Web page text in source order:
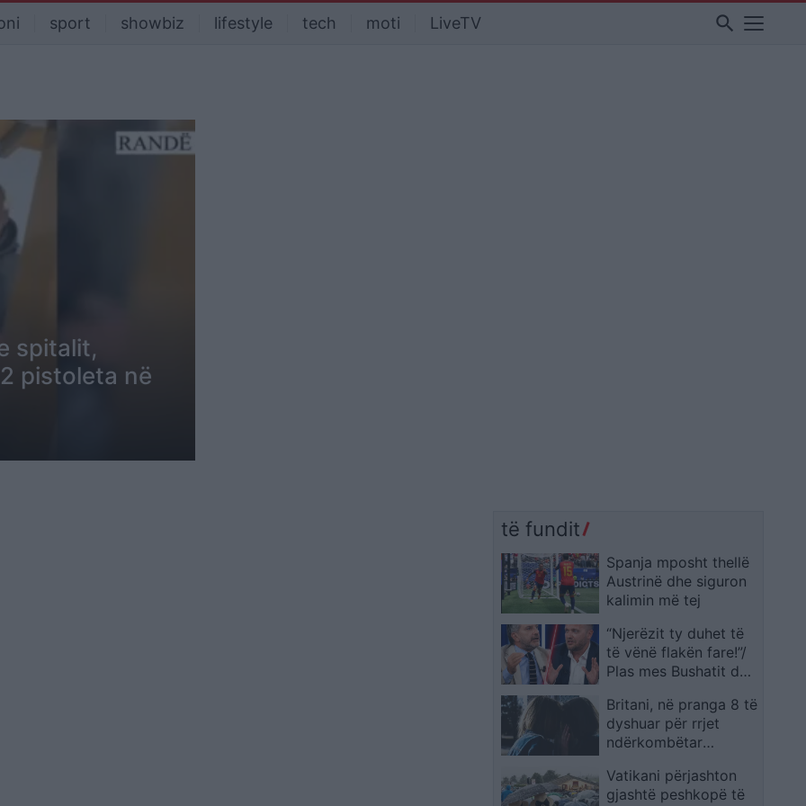
sport showbiz lifestyle tech moti LiveTV search
spitalit,
pistoleta në
të fundit
Spanja mposht thellë
Austrinë dhe siguron
kalimin më tej
“Njerëzit ty duhet të
të vënë flakën fare!”/
Plas mes Bushatit dhe
dhe tund flamurin e
patriotizmit!
Britani, në pranga 8 të
dyshuar për rrjet
ndërkombëtar
ndaj grave pas
drogimit
Vatikani përjashton
gjashtë peshkopë të